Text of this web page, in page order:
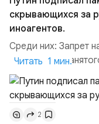
скрывающихся за
иноагентов.
Среди них: Запрет
ИП или
недвижимости на
водительских
средств и на
Отказ в
Читать 1 мин.
2